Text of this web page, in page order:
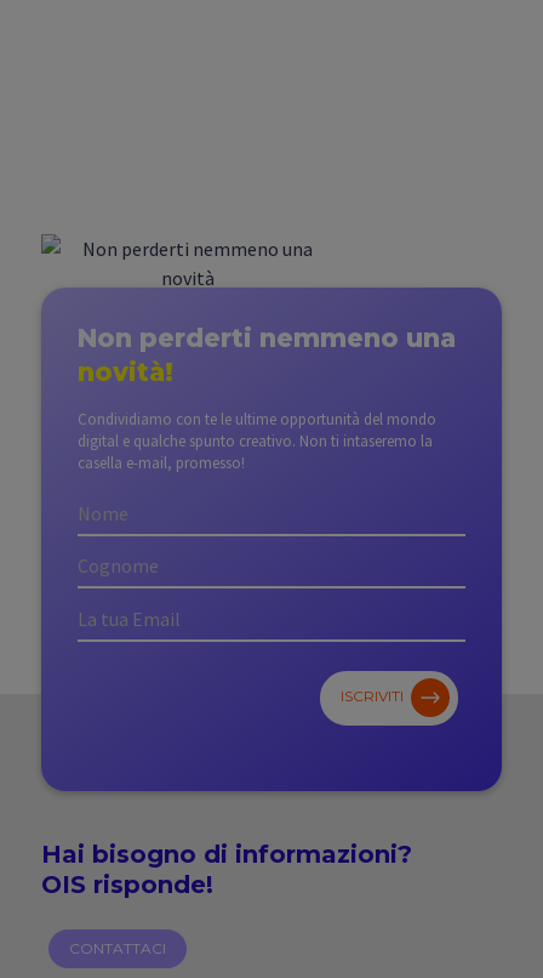
Non perderti nemmeno una
novità!
Condividiamo con te le ultime opportunità del mondo
digital e qualche spunto creativo. Non ti intaseremo la
casella e-mail, promesso!
ISCRIVITI
Hai bisogno di informazioni?
OIS risponde!
CONTATTACI